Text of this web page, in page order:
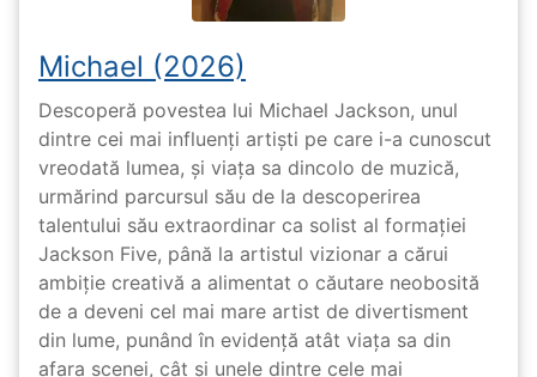
Michael (2026)
Descoperă povestea lui Michael Jackson, unul
dintre cei mai influenți artiști pe care i-a cunoscut
vreodată lumea, și viața sa dincolo de muzică,
urmărind parcursul său de la descoperirea
talentului său extraordinar ca solist al formației
Jackson Five, până la artistul vizionar a cărui
ambiție creativă a alimentat o căutare neobosită
de a deveni cel mai mare artist de divertisment
din lume, punând în evidență atât viața sa din
afara scenei, cât și unele dintre cele mai